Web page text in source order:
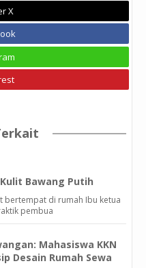
X
Bawang Putih
bertempat di rumah Ibu ketua
pembua
Mahasiswa KKN
Desain Rumah Sewa